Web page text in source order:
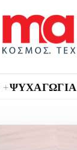
+ΨΥΧΑΓΩΓΙΑ